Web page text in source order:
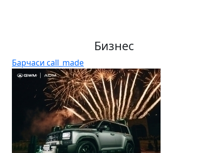
Бизнес
Барчаси call_made